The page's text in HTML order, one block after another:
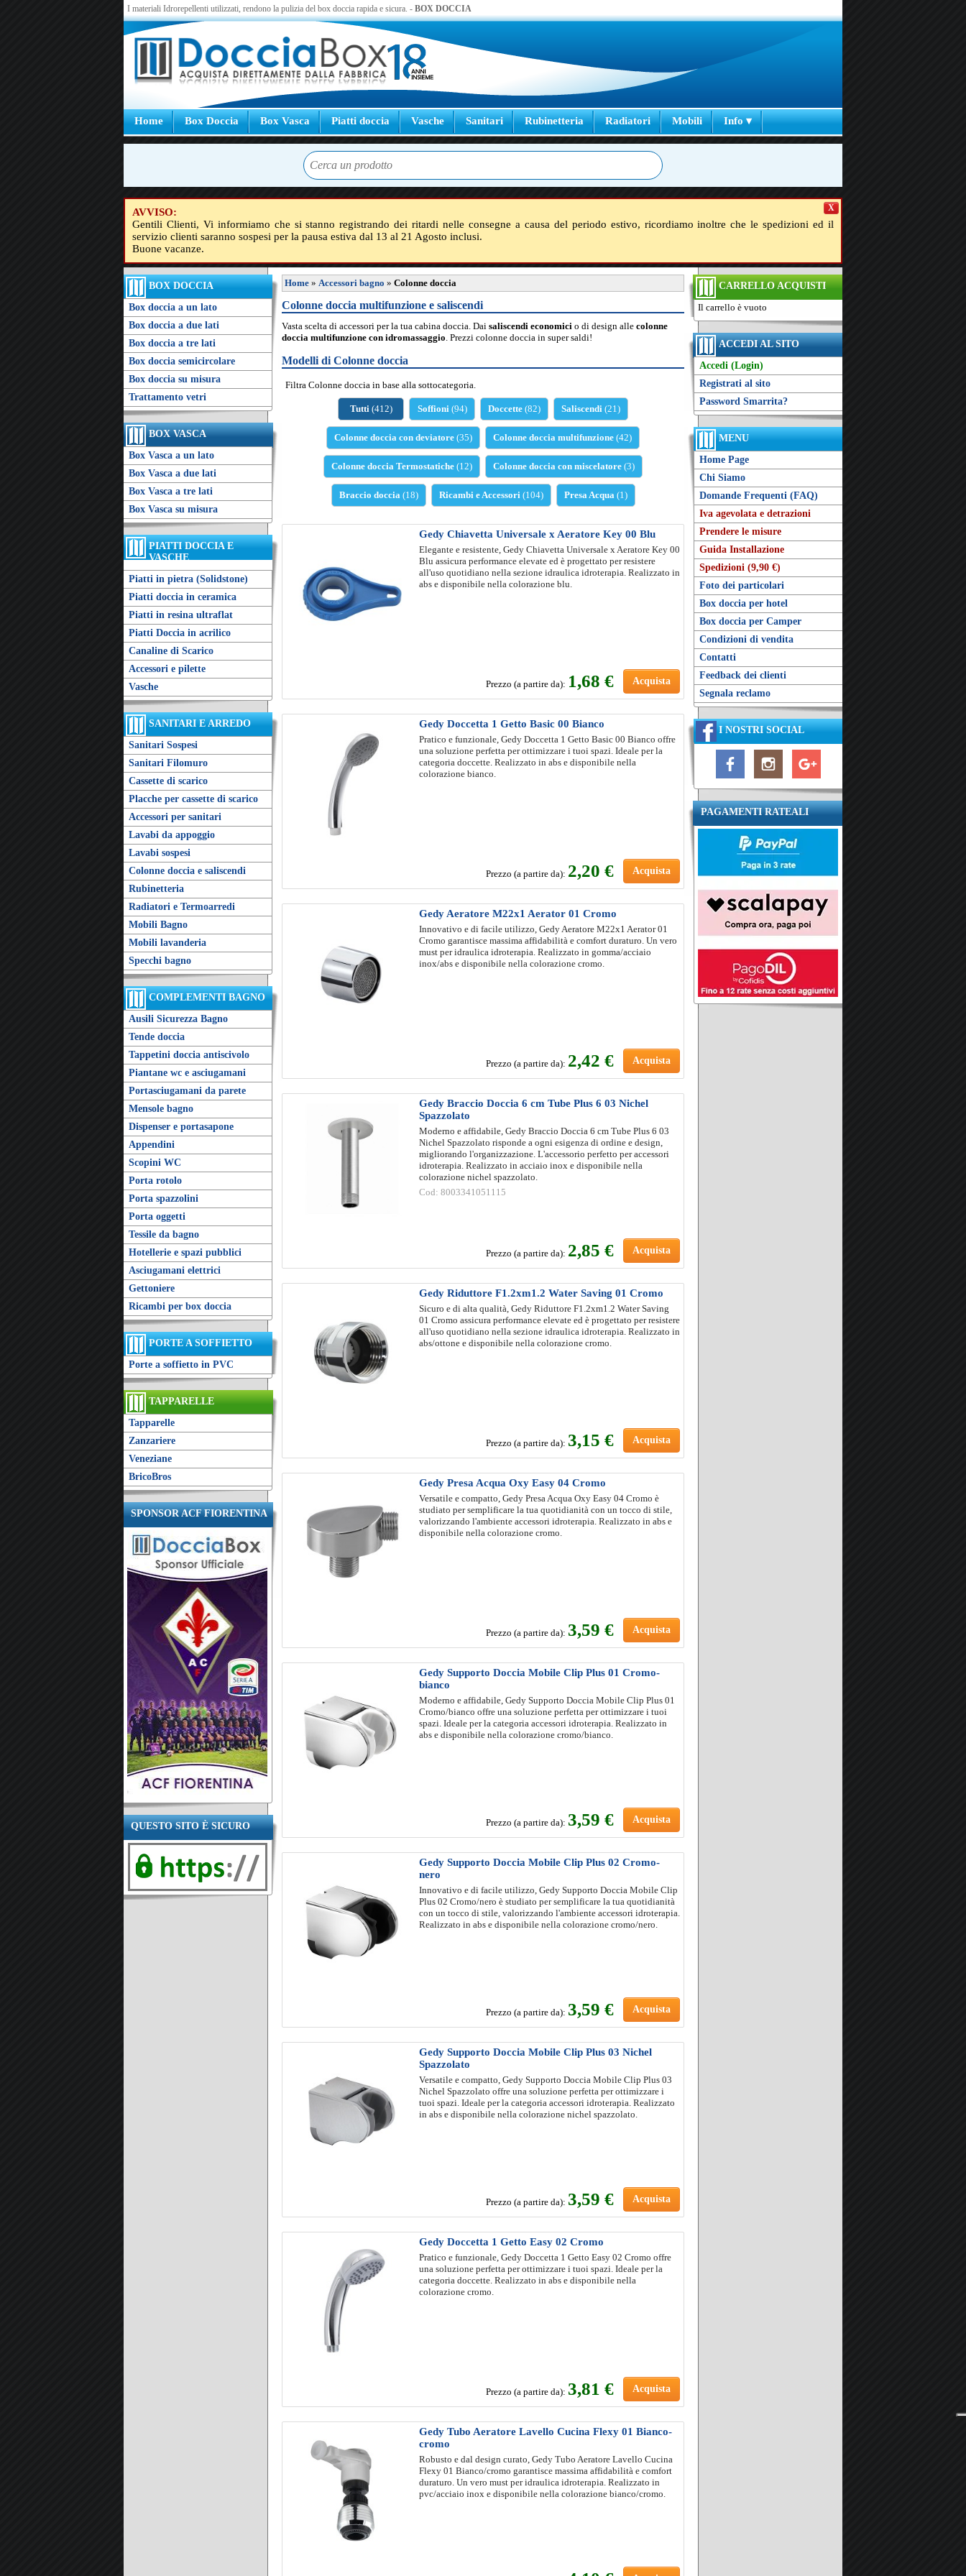
I materiali Idrorepellenti utilizzati, rendono la pulizia del box doccia rapida e sicura. - BOX DOCCIA
Home Box Doccia Box Vasca Piatti doccia Vasche Sanitari Rubinetteria Radiatori Mobili Info ▾
AVVISO:
Gentili Clienti, Vi informiamo che si stanno registrando dei ritardi nelle consegne a causa del periodo estivo, ricordiamo inoltre che le spedizioni ed il
servizio clienti saranno sospesi per la pausa estiva dal 13 al 21 Agosto inclusi.
Buone vacanze.
X
BOX DOCCIA
Box doccia a un lato
Box doccia a due lati
Box doccia a tre lati
Box doccia semicircolare
Box doccia su misura
Trattamento vetri
BOX VASCA
Box Vasca a un lato
Box Vasca a due lati
Box Vasca a tre lati
Box Vasca su misura
PIATTI DOCCIA E
VASCHE
Piatti in pietra (Solidstone)
Piatti doccia in ceramica
Piatti in resina ultraflat
Piatti Doccia in acrilico
Canaline di Scarico
Accessori e pilette
Vasche
SANITARI E ARREDO
Sanitari Sospesi
Sanitari Filomuro
Cassette di scarico
Placche per cassette di scarico
Accessori per sanitari
Lavabi da appoggio
Lavabi sospesi
Colonne doccia e saliscendi
Rubinetteria
Radiatori e Termoarredi
Mobili Bagno
Mobili lavanderia
Specchi bagno
COMPLEMENTI BAGNO
Ausili Sicurezza Bagno
Tende doccia
Tappetini doccia antiscivolo
Piantane wc e asciugamani
Portasciugamani da parete
Mensole bagno
Dispenser e portasapone
Appendini
Scopini WC
Porta rotolo
Porta spazzolini
Porta oggetti
Tessile da bagno
Hotellerie e spazi pubblici
Asciugamani elettrici
Gettoniere
Ricambi per box doccia
PORTE A SOFFIETTO
Porte a soffietto in PVC
TAPPARELLE
Tapparelle
Zanzariere
Veneziane
BricoBros
SPONSOR ACF FIORENTINA
QUESTO SITO È SICURO
CARRELLO ACQUISTI
Il carrello è vuoto
ACCEDI AL SITO
Accedi (Login)
Registrati al sito
Password Smarrita?
MENU
Home Page
Chi Siamo
Domande Frequenti (FAQ)
Iva agevolata e detrazioni
Prendere le misure
Guida Installazione
Spedizioni (9,90 €)
Foto dei particolari
Box doccia per hotel
Box doccia per Camper
Condizioni di vendita
Contatti
Feedback dei clienti
Segnala reclamo
I NOSTRI SOCIAL
PAGAMENTI RATEALI
Home » Accessori bagno » Colonne doccia
Colonne doccia multifunzione e saliscendi
Vasta scelta di accessori per la tua cabina doccia. Dai saliscendi economici o di design alle colonne
doccia multifunzione con idromassaggio. Prezzi colonne doccia in super saldi!
Modelli di Colonne doccia
Filtra Colonne doccia in base alla sottocategoria.
Tutti(412) Soffioni(94) Doccette (82) Saliscendi (21)
Colonne doccia con deviatore (35) Colonne doccia multifunzione (42)
Colonne doccia Termostatiche (12) Colonne doccia con miscelatore (3)
Braccio doccia(18) Ricambi e Accessori(104) Presa Acqua(1)
Gedy Chiavetta Universale x Aeratore Key 00 Blu
Elegante e resistente, Gedy Chiavetta Universale x Aeratore Key 00
Blu assicura performance elevate ed è progettato per resistere
all'uso quotidiano nella sezione idraulica idroterapia. Realizzato in
abs e disponibile nella colorazione blu.
Prezzo (a partire da): 1,68 € Acquista
Gedy Doccetta 1 Getto Basic 00 Bianco
Pratico e funzionale, Gedy Doccetta 1 Getto Basic 00 Bianco offre
una soluzione perfetta per ottimizzare i tuoi spazi. Ideale per la
categoria doccette. Realizzato in abs e disponibile nella
colorazione bianco.
Prezzo (a partire da): 2,20 € Acquista
Gedy Aeratore M22x1 Aerator 01 Cromo
Innovativo e di facile utilizzo, Gedy Aeratore M22x1 Aerator 01
Cromo garantisce massima affidabilità e comfort duraturo. Un vero
must per idraulica idroterapia. Realizzato in gomma/acciaio
inox/abs e disponibile nella colorazione cromo.
Prezzo (a partire da): 2,42 € Acquista
Gedy Braccio Doccia 6 cm Tube Plus 6 03 Nichel
Spazzolato
Moderno e affidabile, Gedy Braccio Doccia 6 cm Tube Plus 6 03
Nichel Spazzolato risponde a ogni esigenza di ordine e design,
migliorando l'organizzazione. L'accessorio perfetto per accessori
idroterapia. Realizzato in acciaio inox e disponibile nella
colorazione nichel spazzolato.
Cod: 8003341051115
Prezzo (a partire da): 2,85 € Acquista
Gedy Riduttore F1.2xm1.2 Water Saving 01 Cromo
Sicuro e di alta qualità, Gedy Riduttore F1.2xm1.2 Water Saving
01 Cromo assicura performance elevate ed è progettato per resistere
all'uso quotidiano nella sezione idraulica idroterapia. Realizzato in
abs/ottone e disponibile nella colorazione cromo.
Prezzo (a partire da): 3,15 € Acquista
Gedy Presa Acqua Oxy Easy 04 Cromo
Versatile e compatto, Gedy Presa Acqua Oxy Easy 04 Cromo è
studiato per semplificare la tua quotidianità con un tocco di stile,
valorizzando l'ambiente accessori idroterapia. Realizzato in abs e
disponibile nella colorazione cromo.
Prezzo (a partire da): 3,59 € Acquista
Gedy Supporto Doccia Mobile Clip Plus 01 Cromo-
bianco
Moderno e affidabile, Gedy Supporto Doccia Mobile Clip Plus 01
Cromo/bianco offre una soluzione perfetta per ottimizzare i tuoi
spazi. Ideale per la categoria accessori idroterapia. Realizzato in
abs e disponibile nella colorazione cromo/bianco.
Prezzo (a partire da): 3,59 € Acquista
Gedy Supporto Doccia Mobile Clip Plus 02 Cromo-
nero
Innovativo e di facile utilizzo, Gedy Supporto Doccia Mobile Clip
Plus 02 Cromo/nero è studiato per semplificare la tua quotidianità
con un tocco di stile, valorizzando l'ambiente accessori idroterapia.
Realizzato in abs e disponibile nella colorazione cromo/nero.
Prezzo (a partire da): 3,59 € Acquista
Gedy Supporto Doccia Mobile Clip Plus 03 Nichel
Spazzolato
Versatile e compatto, Gedy Supporto Doccia Mobile Clip Plus 03
Nichel Spazzolato offre una soluzione perfetta per ottimizzare i
tuoi spazi. Ideale per la categoria accessori idroterapia. Realizzato
in abs e disponibile nella colorazione nichel spazzolato.
Prezzo (a partire da): 3,59 € Acquista
Gedy Doccetta 1 Getto Easy 02 Cromo
Pratico e funzionale, Gedy Doccetta 1 Getto Easy 02 Cromo offre
una soluzione perfetta per ottimizzare i tuoi spazi. Ideale per la
categoria doccette. Realizzato in abs e disponibile nella
colorazione cromo.
Prezzo (a partire da): 3,81 € Acquista
Gedy Tubo Aeratore Lavello Cucina Flexy 01 Bianco-
cromo
Robusto e dal design curato, Gedy Tubo Aeratore Lavello Cucina
Flexy 01 Bianco/cromo garantisce massima affidabilità e comfort
duraturo. Un vero must per idraulica idroterapia. Realizzato in
pvc/acciaio inox e disponibile nella colorazione bianco/cromo.